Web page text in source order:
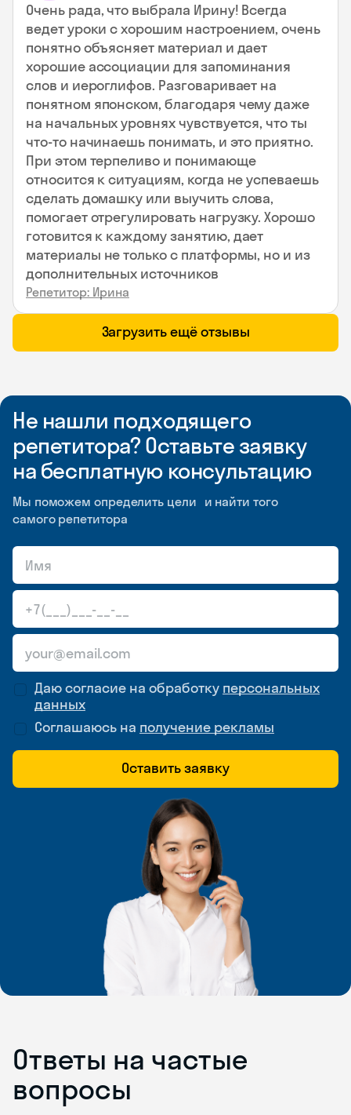
Очень рада, что выбрала Ирину! Всегда
ведет уроки с хорошим настроением, очень
понятно объясняет материал и дает
хорошие ассоциации для запоминания
слов и иероглифов. Разговаривает на
понятном японском, благодаря чему даже
на начальных уровнях чувствуется, что ты
что-то начинаешь понимать, и это приятно.
При этом терпеливо и понимающе
относится к ситуациям, когда не успеваешь
сделать домашку или выучить слова,
помогает отрегулировать нагрузку. Хорошо
готовится к каждому занятию, дает
материалы не только с платформы, но и из
дополнительных источников
Репетитор: Ирина
Загрузить ещё отзывы
Не нашли подходящего
репетитора? Оставьте заявку
на бесплатную консультацию
Мы поможем определить цели и найти того
самого репетитора
Даю согласие на обработку персональных
данных
Соглашаюсь на получение рекламы
Оставить заявку
Ответы на частые
вопросы